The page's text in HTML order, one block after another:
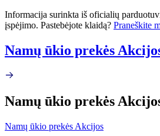
Informacija surinkta iš oficialių
įspėjimo. Pastebėjote klaidą? Praneškite
Namų ūkio prekės
Namų ūkio prekės
Namų ūkio prekės Akcijos